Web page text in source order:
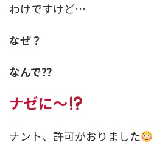
わけですけど…
なぜ？
なんで⁇
ナゼに～
ナント、許可がおりました